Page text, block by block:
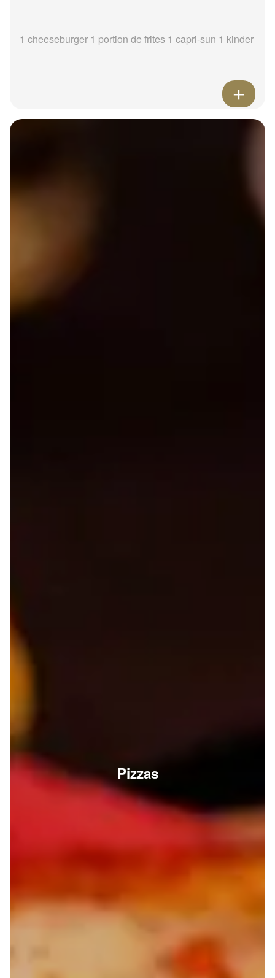
1 cheeseburger 1 portion de frites 1 capri-sun 1 kinder
Pizzas